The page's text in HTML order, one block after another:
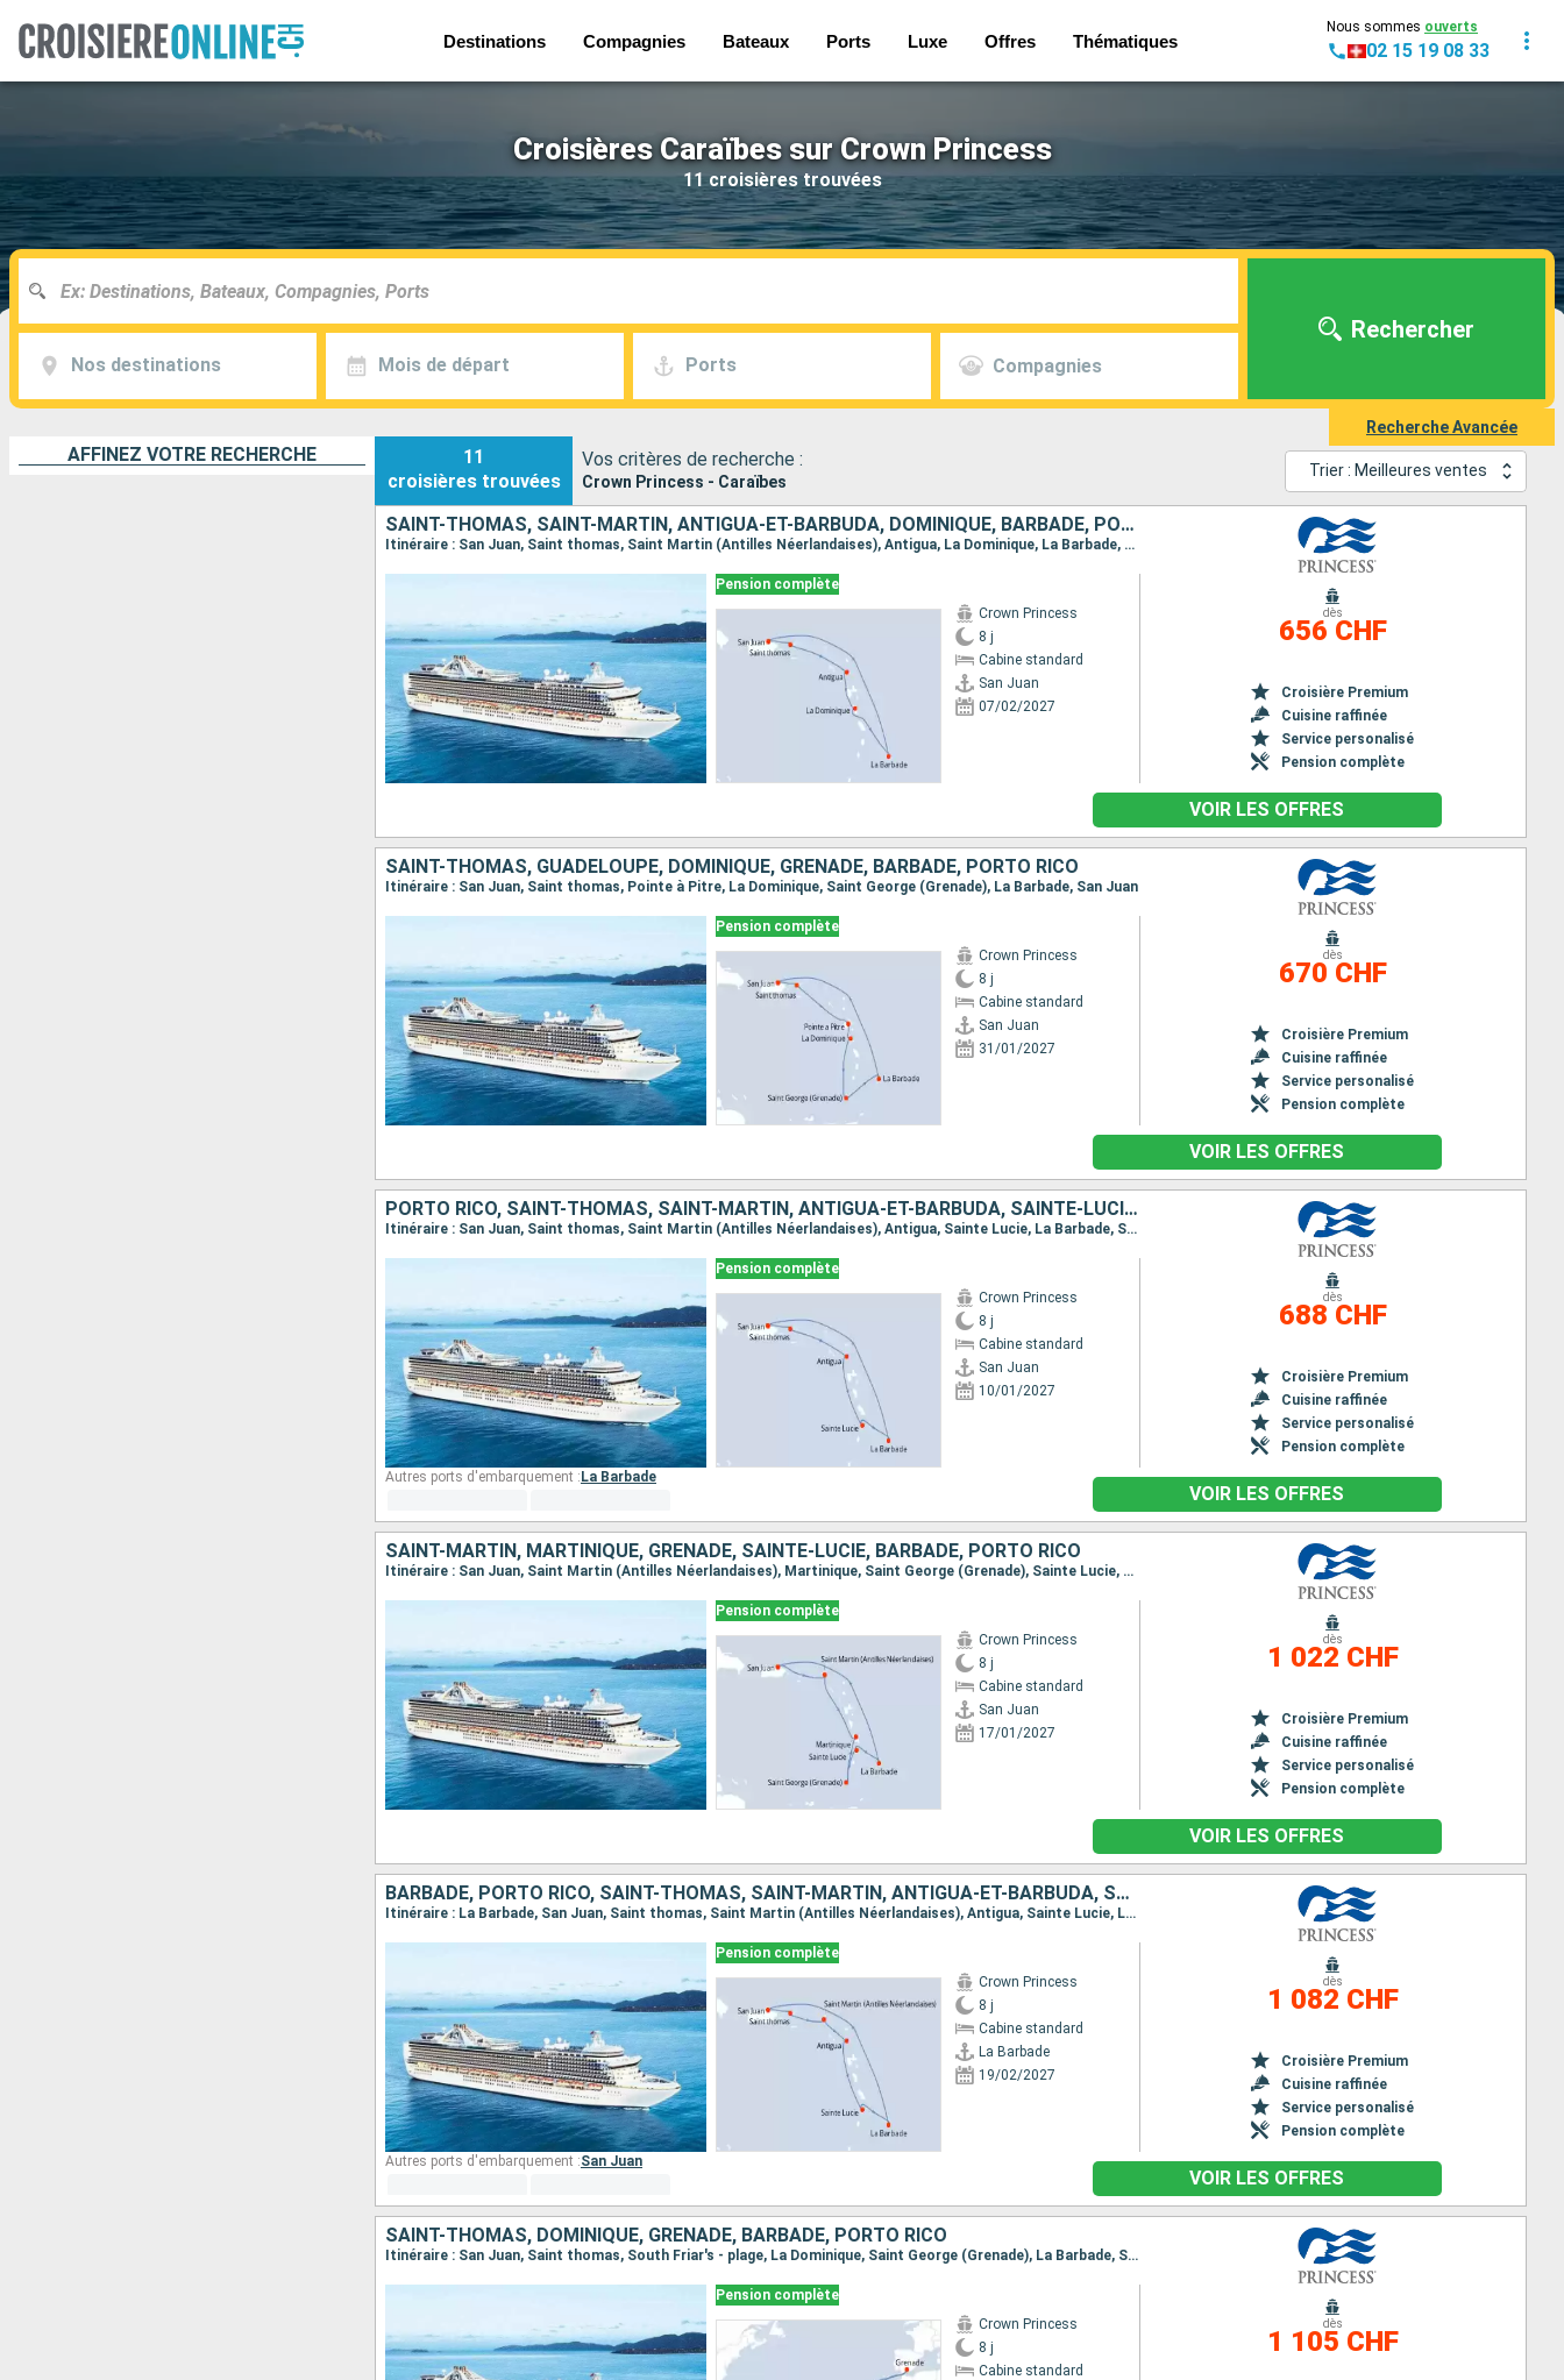
Destinations Compagnies Bateaux Ports Luxe Offres Thématiques
Nous sommes ouverts
02 15 19 08 33
Croisières Caraïbes sur Crown Princess
11 croisières trouvées
Nos destinations Mois de départ Ports Compagnies
Rechercher
Recherche Avancée
AFFINEZ VOTRE RECHERCHE
11
croisières trouvées
Vos critères de recherche :
Crown Princess - Caraïbes
Trier : Meilleures ventes
SAINT-THOMAS, SAINT-MARTIN, ANTIGUA-ET-BARBUDA, DOMINIQUE, BARBADE, PORTO RICO
Itinéraire : San Juan, Saint thomas, Saint Martin (Antilles Néerlandaises), Antigua, La Dominique, La Barbade, San Juan
Pension complète
Crown Princess
8 j
Cabine standard
San Juan
07/02/2027
dès
656 CHF
Croisière Premium
Cuisine raffinée
Service personalisé
Pension complète
VOIR LES OFFRES
SAINT-THOMAS, GUADELOUPE, DOMINIQUE, GRENADE, BARBADE, PORTO RICO
Itinéraire : San Juan, Saint thomas, Pointe à Pitre, La Dominique, Saint George (Grenade), La Barbade, San Juan
Pension complète
Crown Princess
8 j
Cabine standard
San Juan
31/01/2027
dès
670 CHF
Croisière Premium
Cuisine raffinée
Service personalisé
Pension complète
VOIR LES OFFRES
PORTO RICO, SAINT-THOMAS, SAINT-MARTIN, ANTIGUA-ET-BARBUDA, SAINTE-LUCIE, BARBADE
Itinéraire : San Juan, Saint thomas, Saint Martin (Antilles Néerlandaises), Antigua, Sainte Lucie, La Barbade, San Juan
Pension complète
Crown Princess
8 j
Cabine standard
San Juan
10/01/2027
dès
688 CHF
Croisière Premium
Cuisine raffinée
Service personalisé
Pension complète
Autres ports d'embarquement : La Barbade
VOIR LES OFFRES
SAINT-MARTIN, MARTINIQUE, GRENADE, SAINTE-LUCIE, BARBADE, PORTO RICO
Itinéraire : San Juan, Saint Martin (Antilles Néerlandaises), Martinique, Saint George (Grenade), Sainte Lucie, La Barbade, San Juan
Pension complète
Crown Princess
8 j
Cabine standard
San Juan
17/01/2027
dès
1 022 CHF
Croisière Premium
Cuisine raffinée
Service personalisé
Pension complète
VOIR LES OFFRES
BARBADE, PORTO RICO, SAINT-THOMAS, SAINT-MARTIN, ANTIGUA-ET-BARBUDA, SAINTE-LUCIE
Itinéraire : La Barbade, San Juan, Saint thomas, Saint Martin (Antilles Néerlandaises), Antigua, Sainte Lucie, La Barbade
Pension complète
Crown Princess
8 j
Cabine standard
La Barbade
19/02/2027
dès
1 082 CHF
Croisière Premium
Cuisine raffinée
Service personalisé
Pension complète
Autres ports d'embarquement :San Juan
VOIR LES OFFRES
SAINT-THOMAS, DOMINIQUE, GRENADE, BARBADE, PORTO RICO
Itinéraire : San Juan, Saint thomas, South Friar's - plage, La Dominique, Saint George (Grenade), La Barbade, San Juan
Pension complète
Crown Princess
8 j
Cabine standard
dès
1 105 CHF